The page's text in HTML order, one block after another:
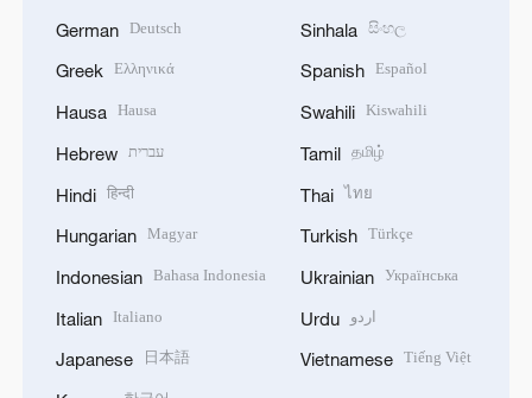
German Deutsch
Greek Ελληνικά
Hausa Hausa
Hebrew עברית
Hindi हिन्दी
Hungarian Magyar
Indonesian Bahasa Indonesia
Italian Italiano
Japanese 日本語
Sinhala සිංහල
Spanish Español
Swahili Kiswahili
Tamil தமிழ்
Thai ไทย
Turkish Türkçe
Ukrainian Українська
Urdu اردو
Vietnamese Tiếng Việt